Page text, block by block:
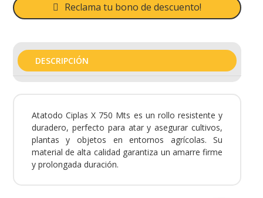
Reclama tu bono de descuento!
DESCRIPCIÓN
Atatodo Ciplas X 750 Mts es un rollo resistente y
duradero, perfecto para atar y asegurar cultivos,
plantas y objetos en entornos agrícolas. Su
material de alta calidad garantiza un amarre firme
y prolongada duración.